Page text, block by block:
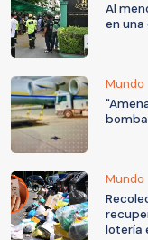
Al
en una
Mundo
Mundo
lotería